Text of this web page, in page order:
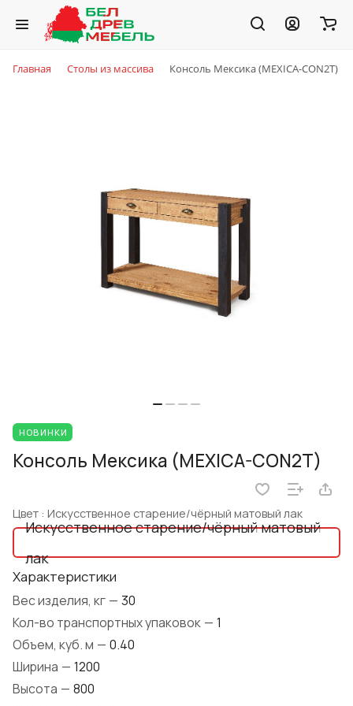
Главная Столы из массива Консоль Мексика (MEXICA-CON2T)
НОВИНКИ
Консоль Мексика (MEXICA-CON2T)
Цвет : Искусственное старение/чёрный матовый лак
Искусственное старение/чёрный матовый
лак
Характеристики
Вес изделия, кг — 30
Кол-во транспортных упаковок — 1
Объем, куб. м — 0.40
Ширина — 1200
Высота — 800